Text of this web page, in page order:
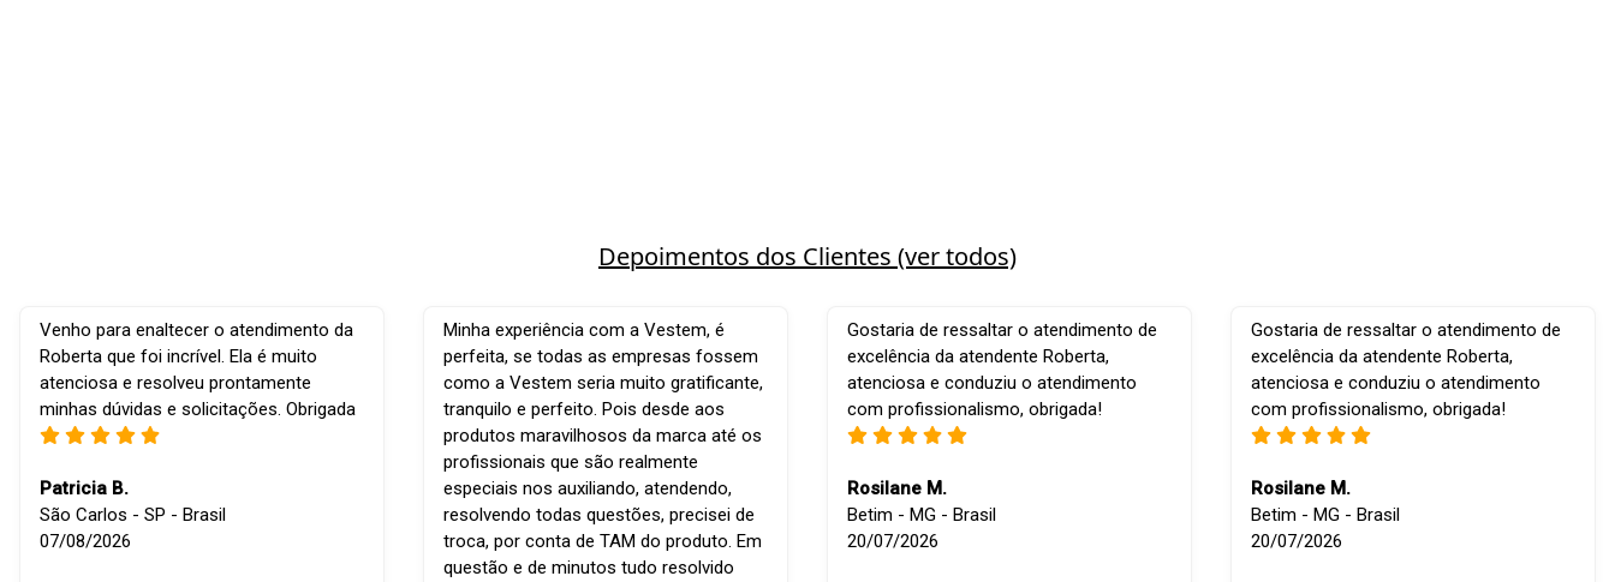
Depoimentos dos Clientes (ver todos)
Venho para enaltecer o atendimento da
Roberta que foi incrível. Ela é muito
atenciosa e resolveu prontamente
minhas dúvidas e solicitações. Obrigada
Patricia B.
São Carlos - SP - Brasil
07/08/2026
Minha experiência com a Vestem, é
perfeita, se todas as empresas fossem
como a Vestem seria muito gratificante,
tranquilo e perfeito. Pois desde aos
produtos maravilhosos da marca até os
profissionais que são realmente
especiais nos auxiliando, atendendo,
resolvendo todas questões, precisei de
troca, por conta de TAM do produto. Em
questão e de minutos tudo resolvido
Gostaria de ressaltar o atendimento de
excelência da atendente Roberta,
atenciosa e conduziu o atendimento
com profissionalismo, obrigada!
Rosilane M.
Betim - MG - Brasil
20/07/2026
Gostaria de ressaltar o atendimento de
excelência da atendente Roberta,
atenciosa e conduziu o atendimento
com profissionalismo, obrigada!
Rosilane M.
Betim - MG - Brasil
20/07/2026